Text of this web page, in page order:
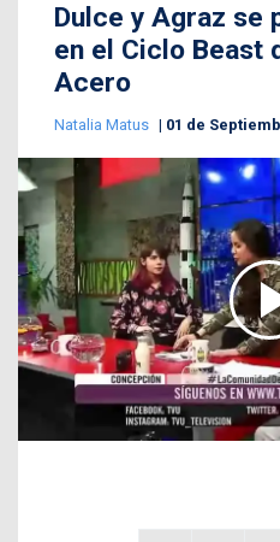
Dulce y Agraz se
en el Ciclo Beast
Acero
Natalia Matus 01 de